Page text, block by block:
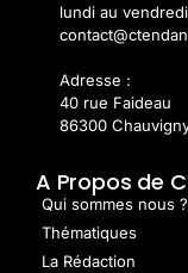
lundi au
Adresse :
40 rue Faideau
86300
A Propos de
Qui sommes nous ?
Thématiques
La Rédaction